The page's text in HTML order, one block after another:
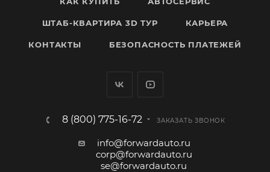
ШТАБ-КВАРТИРА 3D ТУР КАРЬЕРА
КОНТАКТЫ БЕЗОПАСНОСТЬ ПЛАТЕЖЕЙ
8 (800) 775-16-72 ЗАКАЗАТЬ ЗВОНОК
info@forwardauto.ru
corp@forwardauto.ru
se@forwardauto.ru